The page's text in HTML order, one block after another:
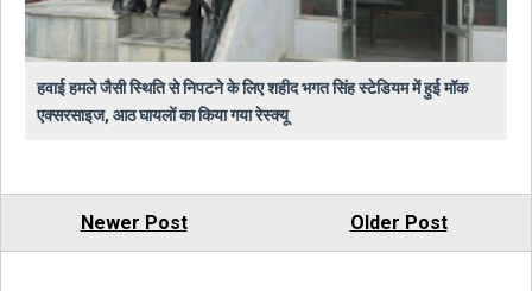
हवाई हमले जैसी स्थिति से निपटने के लिए शहीद भगत सिंह स्टेडियम में हुई मॉक
एक्सरसाइज, आठ घायलों का किया गया रेस्क्यू
Newer Post Older Post